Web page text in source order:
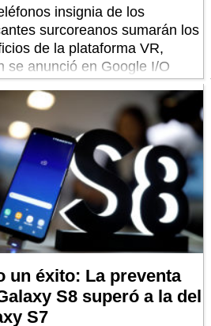
insignia de los
surcoreanos sumarán los
de la plataforma VR,
se anunció en Google I/O
un éxito: La preventa
S8 superó a la del
S7